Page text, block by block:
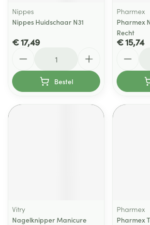
Nippes
Nippes Huidschaar N31
€ 17,49
Bestel
Pharmex
Pharmex
Recht
€ 15,74
Vitry
Nagelknipper Manicure
Pharmex
Pharmex